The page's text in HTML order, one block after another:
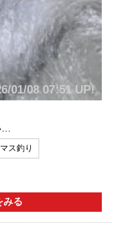
01/08 07:51 UP!
ス釣り
みる